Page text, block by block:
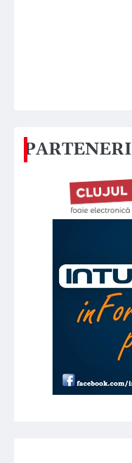
PARTENERI